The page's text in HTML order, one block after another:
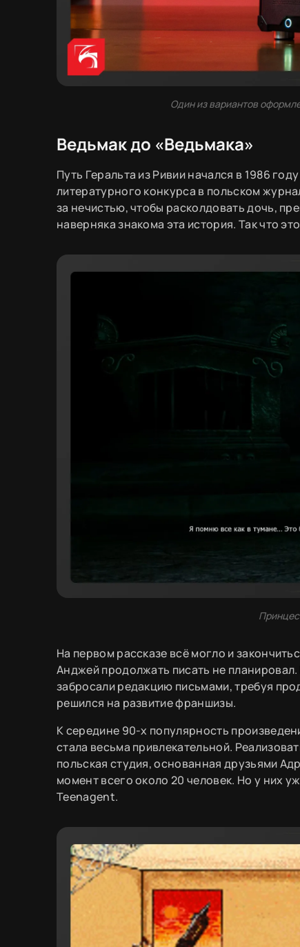
Один из вариантов
Ведьмак до «Ведьмака»
Путь Геральта из Ривии начался в 1986
литературного конкурса в польском
за нечистью, чтобы расколдовать дочь,
наверняка знакома эта история. Так что
На первом рассказе всё могло и
Анджей продолжать писать не
забросали редакцию письмами, требуя
решился на развитие франшизы.
К середине 90-х популярность
стала весьма привлекательной.
польская студия, основанная друзьями
момент всего около 20 человек. Но у них
Teenagent.